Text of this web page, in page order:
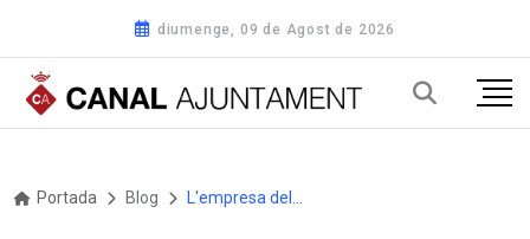
diumenge, 09 de Agost de 2026
Portada Blog